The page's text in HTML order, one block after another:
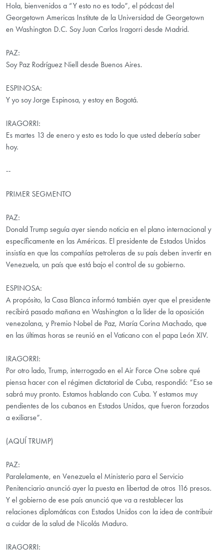
Hola, bienvenidos a “Y esto no es todo”, el pódcast del
Georgetown Americas Institute de la Universidad de Georgetown
en Washington D.C. Soy Juan Carlos Iragorri desde Madrid.
PAZ:
Soy Paz Rodríguez Niell desde Buenos Aires.
ESPINOSA:
Y yo soy Jorge Espinosa, y estoy en Bogotá.
IRAGORRI:
Es martes 13 de enero y esto es todo lo que usted debería saber
hoy.
--
PRIMER SEGMENTO
PAZ:
Donald Trump seguía ayer siendo noticia en el plano internacional y
específicamente en las Américas. El presidente de Estados Unidos
insistía en que las compañías petroleras de su país deben invertir en
Venezuela, un país que está bajo el control de su gobierno.
ESPINOSA:
A propósito, la Casa Blanca informó también ayer que el presidente
recibirá pasado mañana en Washington a la líder de la oposición
venezolana, y Premio Nobel de Paz, María Corina Machado, que
en las últimas horas se reunió en el Vaticano con el papa León XIV.
IRAGORRI:
Por otro lado, Trump, interrogado en el Air Force One sobre qué
piensa hacer con el régimen dictatorial de Cuba, respondió: “Eso se
sabrá muy pronto. Estamos hablando con Cuba. Y estamos muy
pendientes de los cubanos en Estados Unidos, que fueron forzados
a exiliarse”.
(AQUÍ TRUMP)
PAZ:
Paralelamente, en Venezuela el Ministerio para el Servicio
Penitenciario anunció ayer la puesta en libertad de otros 116 presos.
Y el gobierno de ese país anunció que va a restablecer las
relaciones diplomáticas con Estados Unidos con la idea de contribuir
a cuidar de la salud de Nicolás Maduro.
IRAGORRI: